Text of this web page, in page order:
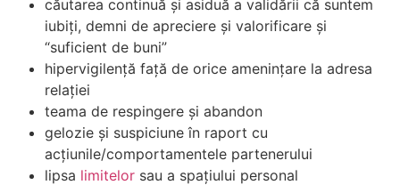
căutarea continuă și asiduă a validării că suntem
iubiți, demni de apreciere și valorificare și
“suficient de buni”
hipervigilență față de orice amenințare la adresa
relației
teama de respingere și abandon
gelozie și suspiciune în raport cu
acțiunile/comportamentele partenerului
lipsa limitelor sau a spațiului personal